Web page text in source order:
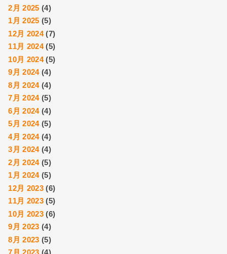
2月 2025 (4)
1月 2025 (5)
12月 2024(7)
11月 2024(5)
10月 2024(5)
9月 2024(4)
8月 2024(4)
7月 2024(5)
6月 2024(4)
5月 2024(5)
4月 2024(4)
3月 2024(4)
2月 2024(5)
1月 2024(5)
12月 2023 (6)
11月 2023 (5)
10月 2023 (6)
9月 2023 (4)
8月 2023 (5)